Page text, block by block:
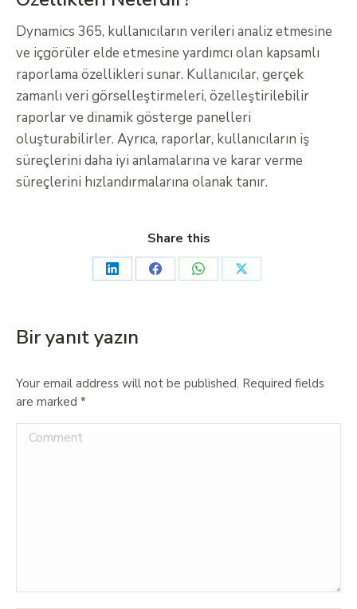
Dynamics 365, kullanıcıların verileri analiz etmesine
ve içgörüler elde etmesine yardımcı olan kapsamlı
raporlama özellikleri sunar. Kullanıcılar, gerçek
zamanlı veri görselleştirmeleri, özelleştirilebilir
raporlar ve dinamik gösterge panelleri
oluşturabilirler. Ayrıca, raporlar, kullanıcıların iş
süreçlerini daha iyi anlamalarına ve karar verme
süreçlerini hızlandırmalarına olanak tanır.
Share this
Bir yanıt yazın
Your email address will not be published. Required fields
are marked *
Comment